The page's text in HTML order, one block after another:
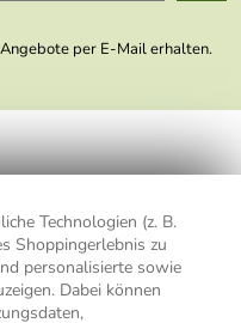
Technologien (z. B.
Shoppingerlebnis zu
personalisierte sowie
Dabei können
per E-Mail erhalten.
Unternehmen
wird in anonymer Form
geklickt hat. Diese
Adresse für Werbezwecke
widerrufen, indem ich
anklicke oder die
deaktiviere. Die
genommen.
AGB